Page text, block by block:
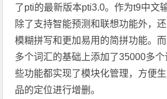
了pti的最新版本pti3.0。作为t9中文
除了支持智能预测和联想功能外，还
模糊拼写和更加易用的简拼功能。
多个词汇的基础上添加了35000多
些功能都实现了模块化管理，方便
品的定位进行增删。